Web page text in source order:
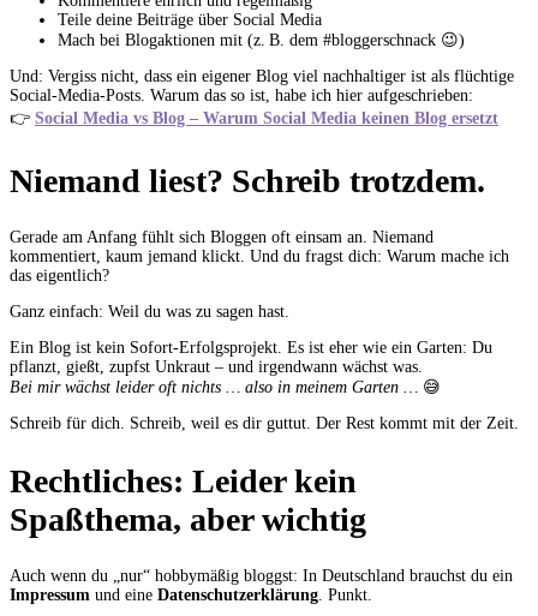
Teile deine Beiträge über Social Media
Mach bei Blogaktionen mit (z. B. dem #bloggerschnack 😉)
Und: Vergiss nicht, dass ein eigener Blog viel nachhaltiger ist als flüchtige
Social-Media-Posts. Warum das so ist, habe ich hier aufgeschrieben:
👉 Social Media vs Blog – Warum Social Media keinen Blog ersetzt
Niemand liest? Schreib trotzdem.
Gerade am Anfang fühlt sich Bloggen oft einsam an. Niemand
kommentiert, kaum jemand klickt. Und du fragst dich: Warum mache ich
das eigentlich?
Ganz einfach: Weil du was zu sagen hast.
Ein Blog ist kein Sofort-Erfolgsprojekt. Es ist eher wie ein Garten: Du
pflanzt, gießt, zupfst Unkraut – und irgendwann wächst was.
Bei mir wächst leider oft nichts … also in meinem Garten … 😅
Schreib für dich. Schreib, weil es dir guttut. Der Rest kommt mit der Zeit.
Rechtliches: Leider kein
Spaßthema, aber wichtig
Auch wenn du „nur“ hobbymäßig bloggst: In Deutschland brauchst du ein
Impressum und eine Datenschutzerklärung . Punkt.